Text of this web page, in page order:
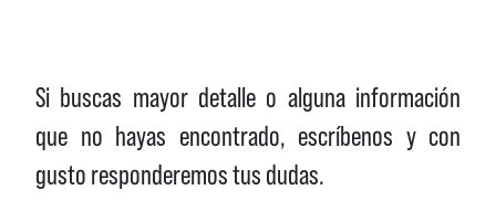
Si buscas mayor detalle o alguna información
que no hayas encontrado, escríbenos y con
gusto responderemos tus dudas.